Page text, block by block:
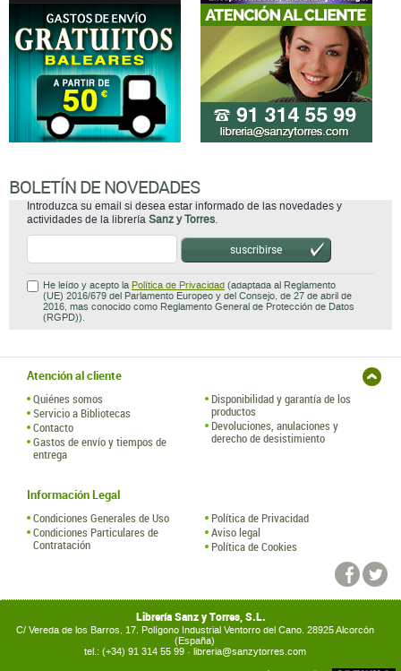
BOLETÍN DE NOVEDADES
Introduzca su email si desea estar informado de las novedades y
actividades de la librería Sanz y Torres.
suscribirse
He leído y acepto la Política de Privacidad (adaptada al Reglamento
(UE) 2016/679 del Parlamento Europeo y del Consejo, de 27 de abril de
2016, mas conocido como Reglamento General de Protección de Datos
(RGPD)).
Atención al cliente
Quiénes somos
Servicio a Bibliotecas
Contacto
Gastos de envío y tiempos de
entrega
Disponibilidad y garantía de los
productos
Devoluciones, anulaciones y
derecho de desistimiento
Información Legal
Condiciones Generales de Uso
Condiciones Particulares de
Contratación
Política de Privacidad
Aviso legal
Política de Cookies
Librería Sanz y Torres, S.L.
C/ Vereda de los Barros, 17. Polígono Industrial Ventorro del Cano. 28925 Alcorcón
(España)
tel.: (+34) 91 314 55 99 · libreria@sanzytorres.com